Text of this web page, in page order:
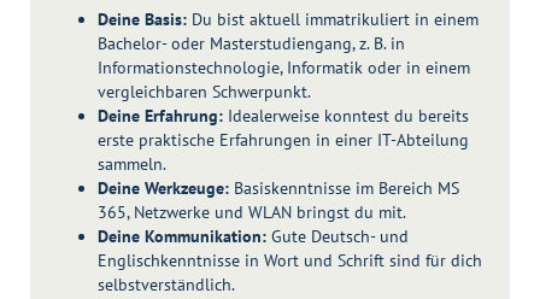
Deine Basis: Du bist aktuell immatrikuliert in einem
Bachelor- oder Masterstudiengang, z. B. in
Informationstechnologie, Informatik oder in einem
vergleichbaren Schwerpunkt.
Deine Erfahrung: Idealerweise konntest du bereits
erste praktische Erfahrungen in einer IT-Abteilung
sammeln.
Deine Werkzeuge: Basiskenntnisse im Bereich MS
365, Netzwerke und WLAN bringst du mit.
Deine Kommunikation: Gute Deutsch- und
Englischkenntnisse in Wort und Schrift sind für dich
selbstverständlich.